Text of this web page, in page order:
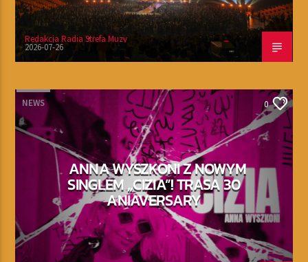
Redakcja Radia Strefa Muzy
2026-07-26
NEWS 0
ANNA WYSZKONI Z NOWYM
SINGLEM „CIZIA”! TRASA 30
ANIAVERSARY